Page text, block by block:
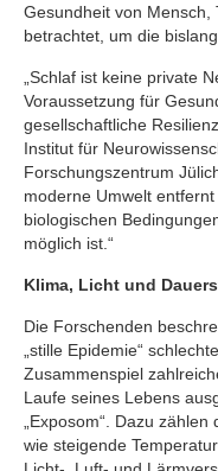
Gesundheit von Mensch,
betrachtet, um die
„Schlaf ist keine private
Voraussetzung für
gesellschaftliche
Institut für
Forschungszentrum
moderne Umwelt
biologischen
möglich ist.“
Klima, Licht und
Die Forschenden
„stille Epidemie“
Zusammenspiel
Laufe seines Lebens
„Exposom“. Dazu
wie steigende